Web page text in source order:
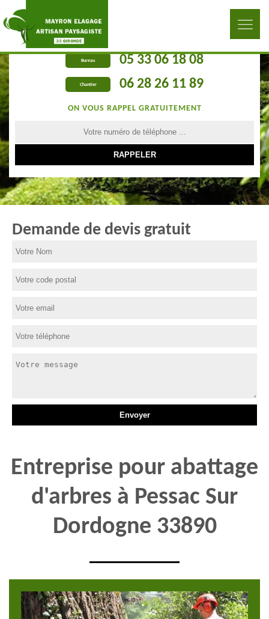
Bureau 05 33 06 18 08
Chantier 06 28 26 11 89
ON VOUS RAPPEL GRATUITEMENT
Demande de devis gratuit
Entreprise pour abattage
d'arbres à Pessac Sur
Dordogne 33890